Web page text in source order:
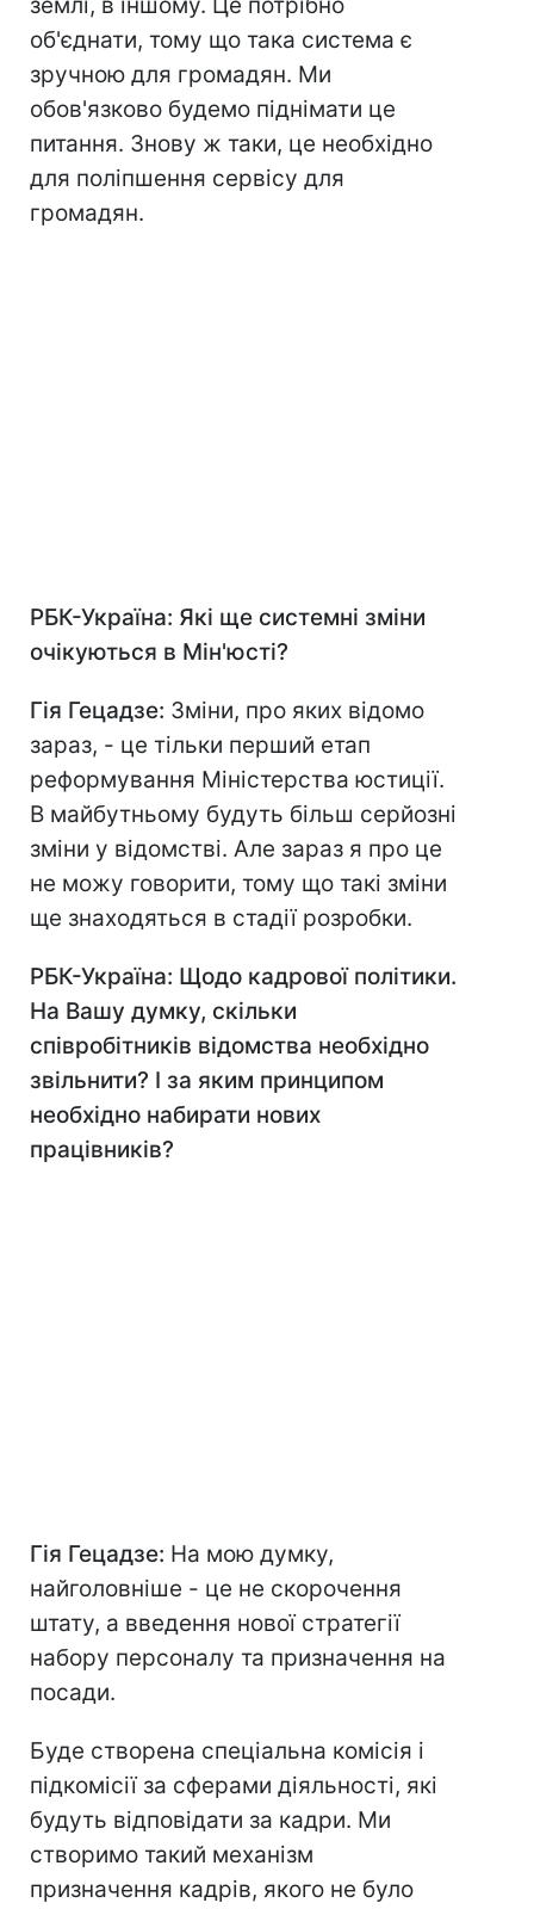
землі, в іншому. Це потрібно
об'єднати, тому що така система є
зручною для громадян. Ми
обов'язково будемо піднімати це
питання. Знову ж таки, це необхідно
для поліпшення сервісу для
громадян.
РБК-Україна: Які ще системні зміни
очікуються в Мін'юсті?
Гія Гецадзе: Зміни, про яких відомо
зараз, - це тільки перший етап
реформування Міністерства юстиції.
В майбутньому будуть більш серйозні
зміни у відомстві. Але зараз я про це
не можу говорити, тому що такі зміни
ще знаходяться в стадії розробки.
РБК-Україна: Щодо кадрової політики.
На Вашу думку, скільки
співробітників відомства необхідно
звільнити? І за яким принципом
необхідно набирати нових
працівників?
Гія Гецадзе: На мою думку,
найголовніше - це не скорочення
штату, а введення нової стратегії
набору персоналу та призначення на
посади.
Буде створена спеціальна комісія і
підкомісії за сферами діяльності, які
будуть відповідати за кадри. Ми
створимо такий механізм
призначення кадрів, якого не було